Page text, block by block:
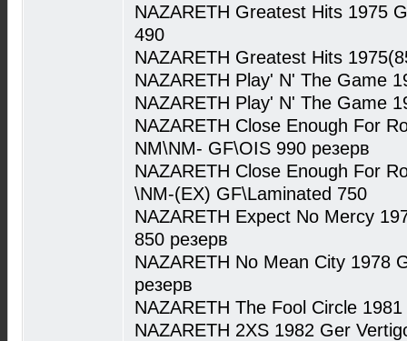
NAZARETH Greatest Hits 1975
490
NAZARETH Greatest Hits
NAZARETH Play' N' The Game
NAZARETH Play' N' The Game
NAZARETH Close Enough For
NM\NM- GF\OIS 990 резерв
NAZARETH Close Enough For
\NM-(EX) GF\Laminated 750
NAZARETH Expect No Mercy
850 резерв
NAZARETH No Mean City 1978
резерв
NAZARETH The Fool Circle
NAZARETH 2XS 1982 Ger